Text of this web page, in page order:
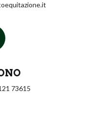
73615